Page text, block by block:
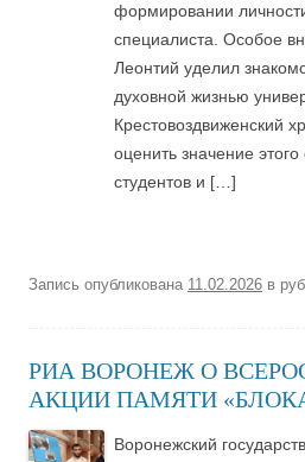
формировании
специалиста. Особое
Леонтий уделил
духовной жизнью
Крестовоздвиженский
оценить значение
студентов и […]
Запись опубликована 11.02.2026 в
РИА ВОРОНЕЖ О
АКЦИИ ПАМЯТИ
Воронежский